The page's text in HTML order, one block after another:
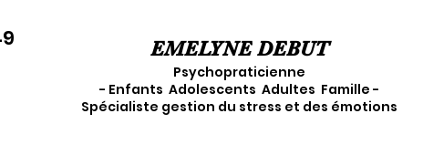
EMELYNE DEBUT
Psychopraticienne
- Enfants Adolescents Adultes Famille -
Spécialiste gestion du stress et des émotions